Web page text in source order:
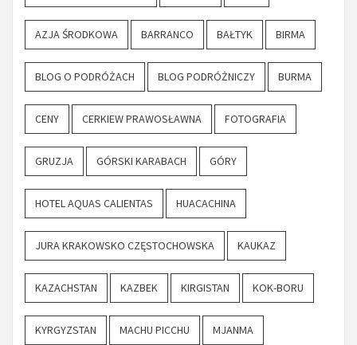
AZJA ŚRODKOWA BARRANCO BAŁTYK BIRMA
BLOG O PODRÓŻACH BLOG PODRÓŻNICZY BURMA
CENY CERKIEW PRAWOSŁAWNA FOTOGRAFIA
GRUZJA GÓRSKI KARABACH GÓRY
HOTEL AQUAS CALIENTAS HUACACHINA
JURA KRAKOWSKO CZĘSTOCHOWSKA KAUKAZ
KAZACHSTAN KAZBEK KIRGISTAN KOK-BORU
KYRGYZSTAN MACHU PICCHU MJANMA